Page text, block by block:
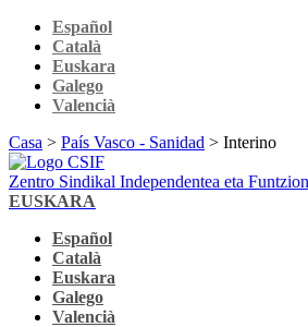
Español
Català
Euskara
Galego
Valencià
Casa > País Vasco - Sanidad > Interino
Zentro Sindikal Independentea eta
EUSKARA
Español
Català
Euskara
Galego
Valencià